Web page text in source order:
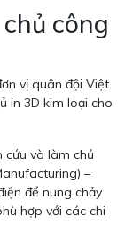
công
vị quân đội Việt
in 3D kim loại cho
cứu và làm chủ
–
để nung chảy
hợp với các chi